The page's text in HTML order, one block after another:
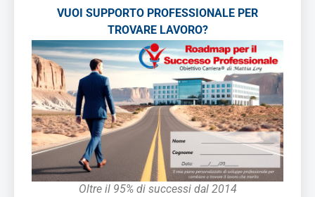
VUOI SUPPORTO PROFESSIONALE PER
TROVARE LAVORO?
Oltre il 95% di successi dal 2014